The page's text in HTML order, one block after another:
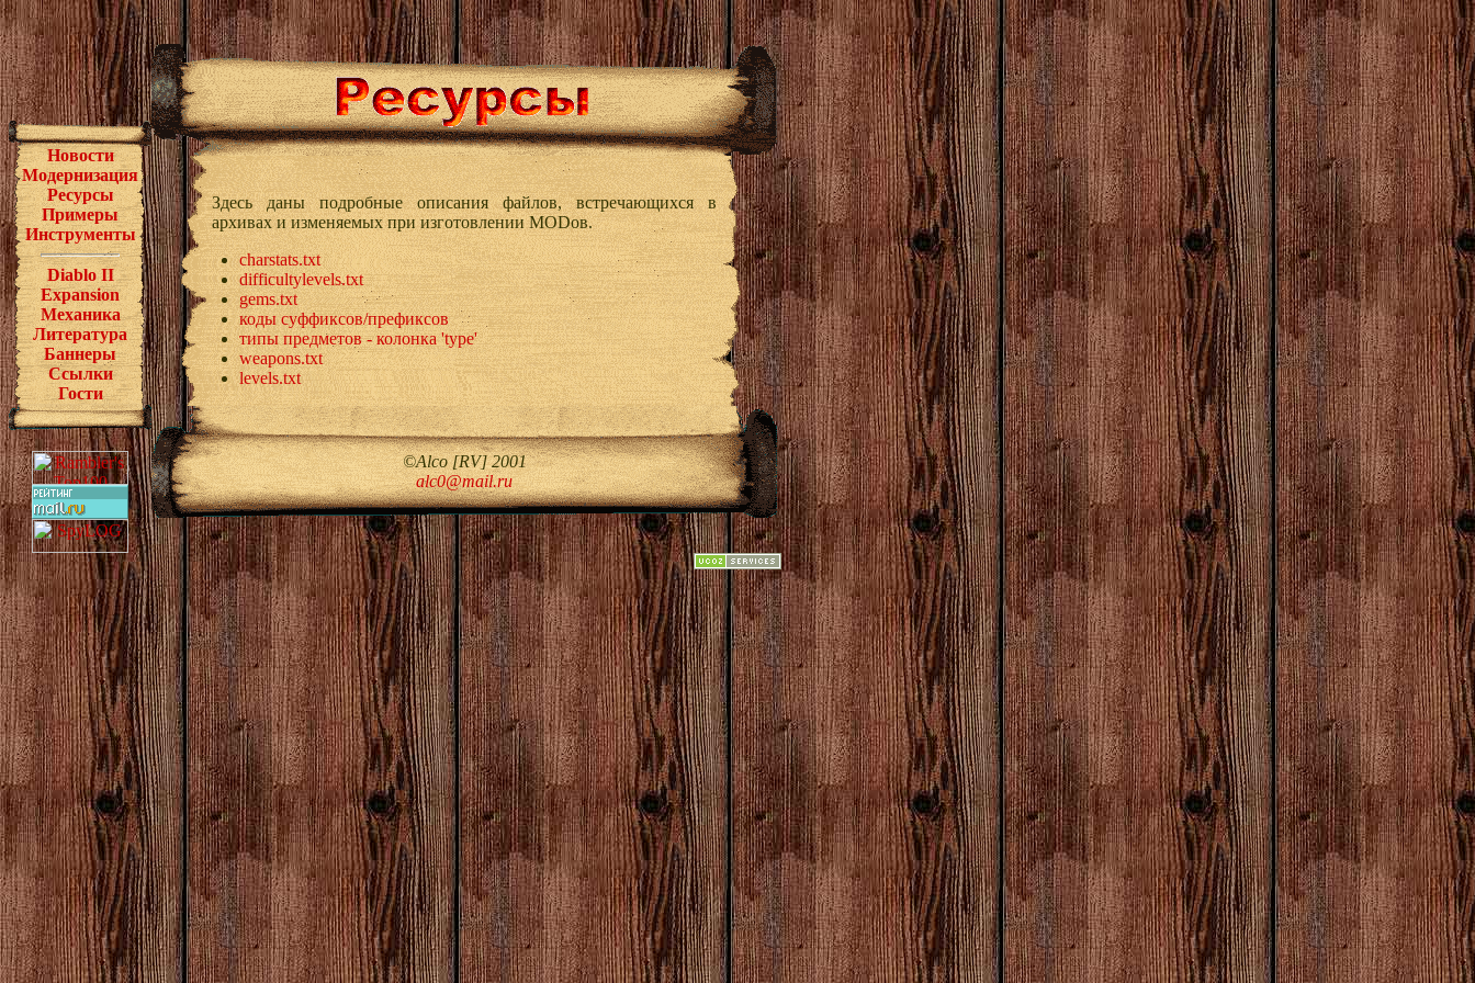
Новости
Mодернизация
Ресурсы
Примеры
Инструменты
Diablo II
Expansion
Механика
Литература
Баннеры
Ссылки
Гости
Здесь даны подробные описания файлов, встречающихся в
архивах и изменяемых при изготовлении MODов.
charstats.txt
difficultylevels.txt
gems.txt
коды суффиксов/префиксов
типы предметов - колонка 'type'
weapons.txt
levels.txt
©Alco [RV] 2001
alc0@mail.ru